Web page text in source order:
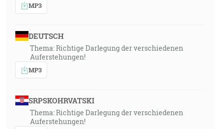
MP3
DEUTSCH
Thema: Richtige Darlegung der verschiedenen
Auferstehungen!
MP3
SRPSKOHRVATSKI
Thema: Richtige Darlegung der verschiedenen
Auferstehungen!